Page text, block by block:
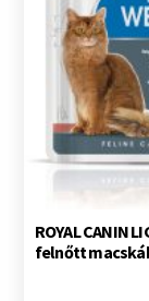
ROYAL CANIN
felnőtt